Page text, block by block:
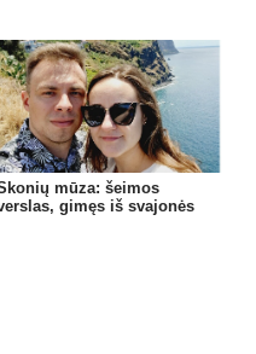
mūza: šeimos
gimęs iš svajonės